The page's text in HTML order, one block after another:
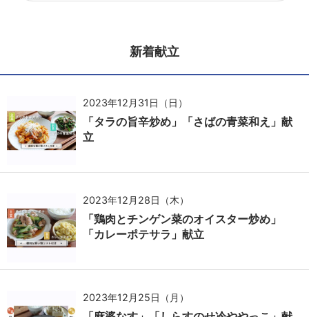
新着献立
2023年12月31日（日）
「タラの旨辛炒め」「さばの青菜和え」献
立
2023年12月28日（木）
「鶏肉とチンゲン菜のオイスター炒め」
「カレーポテサラ」献立
2023年12月25日（月）